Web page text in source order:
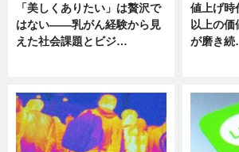
「美しくありたい」は贅沢で
はない――乳がん経験から見
えた社会課題とビジ…
値上げ時
以上の
が磨き